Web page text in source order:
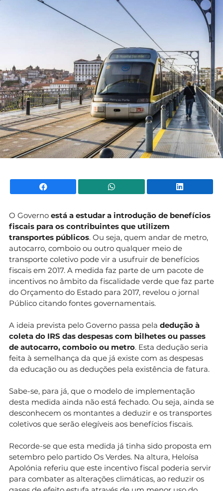
Facebook WhatsApp
O Governo está a estudar a introdução de benefícios
fiscais para os contribuintes que utilizem
transportes públicos. Ou seja, quem andar de metro,
autocarro, comboio ou outro qualquer meio de
transporte coletivo pode vir a usufruir de benefícios
fiscais em 2017. A medida faz parte de um pacote de
incentivos no âmbito da fiscalidade verde que faz parte
do Orçamento do Estado para 2017, revelou o jornal
Público citando fontes governamentais.
A ideia prevista pelo Governo passa pela dedução à
coleta do IRS das despesas com bilhetes ou passes
de autocarro, comboio ou metro. Esta dedução seria
feita à semelhança da que já existe com as despesas
da educação ou as deduções pela existência de fatura.
Sabe-se, para já, que o modelo de implementação
desta medida ainda não está fechado. Ou seja, ainda se
desconhecem os montantes a deduzir e os transportes
coletivos que serão elegíveis aos benefícios fiscais.
Recorde-se que esta medida já tinha sido proposta em
setembro pelo partido Os Verdes. Na altura, Heloísa
Apolónia referiu que este incentivo fiscal poderia servir
para combater as alterações climáticas, ao reduzir os